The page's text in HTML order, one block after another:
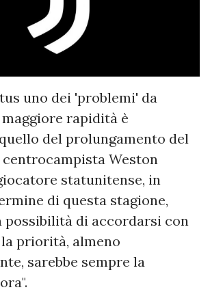
uno dei 'problemi' da
rapidità è
del prolungamento del
Weston
statunitense, in
di questa stagione,
possibilità di accordarsi con
priorità, almeno
sarebbe sempre la